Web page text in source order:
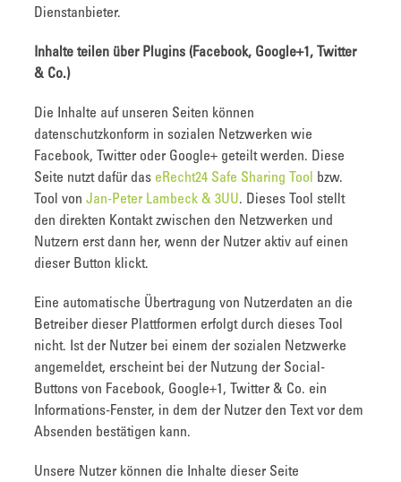
Dienstanbieter.
Inhalte teilen über Plugins (Facebook, Google+1, Twitter
& Co.)
Die Inhalte auf unseren Seiten können
datenschutzkonform in sozialen Netzwerken wie
Facebook, Twitter oder Google+ geteilt werden. Diese
Seite nutzt dafür das eRecht24 Safe Sharing Tool
bzw.
Tool von Jan-Peter Lambeck & 3UU. Dieses Tool stellt
den direkten Kontakt zwischen den Netzwerken und
Nutzern erst dann her, wenn der Nutzer aktiv auf einen
dieser Button klickt.
Eine automatische Übertragung von Nutzerdaten an die
Betreiber dieser Plattformen erfolgt durch dieses Tool
nicht. Ist der Nutzer bei einem der sozialen Netzwerke
angemeldet, erscheint bei der Nutzung der Social-
Buttons von Facebook, Google+1, Twitter & Co. ein
Informations-Fenster, in dem der Nutzer den Text vor dem
Absenden bestätigen kann.
Unsere Nutzer können die Inhalte dieser Seite